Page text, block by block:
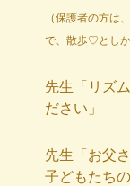
（保護者の方は
で、散歩♡とし
先生「リズ
ださい」
先生「お父
子どもたち